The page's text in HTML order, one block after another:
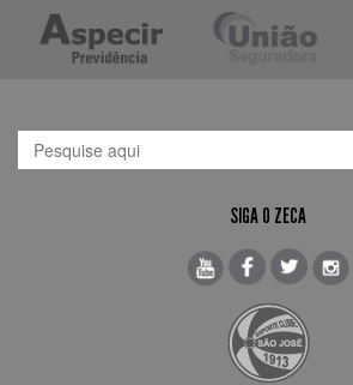
SIGA O ZECA